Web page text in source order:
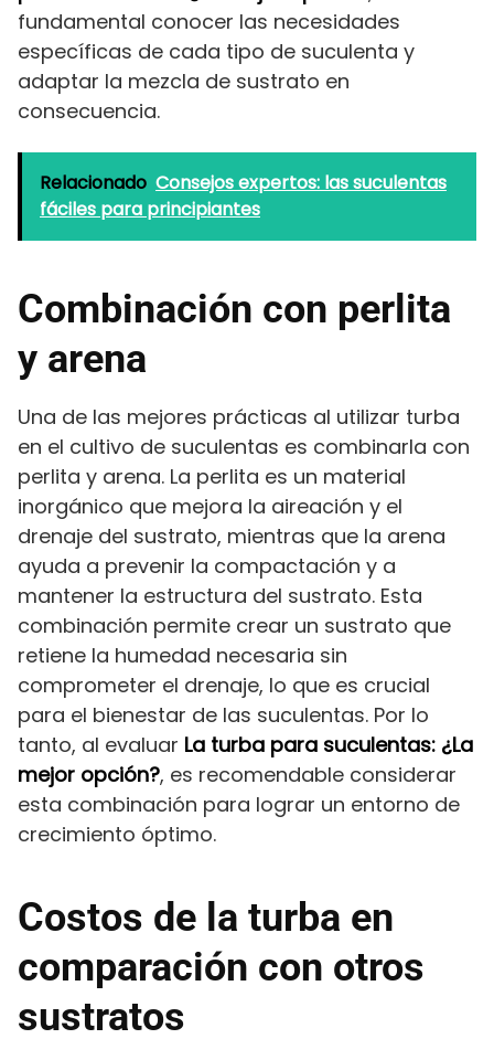
fundamental conocer las necesidades
específicas de cada tipo de suculenta y
adaptar la mezcla de sustrato en
consecuencia.
Relacionado Consejos expertos: las suculentas
fáciles para principiantes
Combinación con perlita
y arena
Una de las mejores prácticas al utilizar turba
en el cultivo de suculentas es combinarla con
perlita y arena. La perlita es un material
inorgánico que mejora la aireación y el
drenaje del sustrato, mientras que la arena
ayuda a prevenir la compactación y a
mantener la estructura del sustrato. Esta
combinación permite crear un sustrato que
retiene la humedad necesaria sin
comprometer el drenaje, lo que es crucial
para el bienestar de las suculentas. Por lo
tanto, al evaluar La turba para suculentas: ¿La
mejor opción?, es recomendable considerar
esta combinación para lograr un entorno de
crecimiento óptimo.
Costos de la turba en
comparación con otros
sustratos